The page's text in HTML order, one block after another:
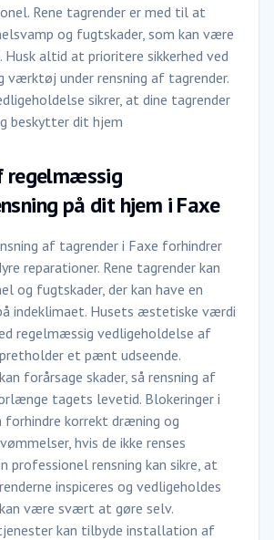
Rene tagrender er med til at
og fugtskader, som kan være
Husk altid at prioritere sikkerhed ved
værktøj under rensning af tagrender.
sikrer, at dine tagrender
beskytter dit hjem
regelmæssig
på dit hjem i Faxe
af tagrender i Faxe forhindrer
reparationer. Rene tagrender kan
og fugtskader, der kan have en
indeklimaet. Husets æstetiske værdi
regelmæssig vedligeholdelse af
et pænt udseende.
forårsage skader, så rensning af
tagets levetid. Blokeringer i
forhindre korrekt dræning og
hvis de ikke renses
professionel rensning kan sikre, at
inspiceres og vedligeholdes
være svært at gøre selv.
kan tilbyde installation af